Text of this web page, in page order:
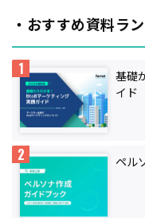
・おすすめ資料ラ
基礎
イド
ペル